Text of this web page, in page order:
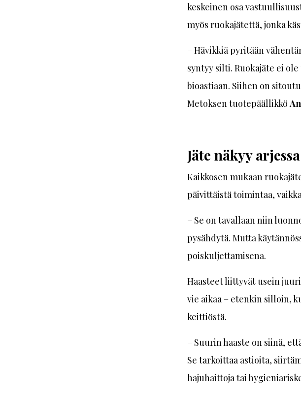
keskeinen osa
myös ruokajätettä, jonka
– Hävikkiä pyritään
syntyy silti. Ruokajäte ei
bioastiaan. Siihen on
Metoksen tuotepäällikkö
Jäte näkyy
Kaikkosen mukaan
päivittäistä toimintaa,
– Se on tavallaan niin
pysähdytä. Mutta
poiskuljettamisena.
Haasteet liittyvät usein
vie aikaa – etenkin silloin,
keittiöstä.
– Suurin haaste on siinä,
Se tarkoittaa astioita,
hajuhaittoja tai